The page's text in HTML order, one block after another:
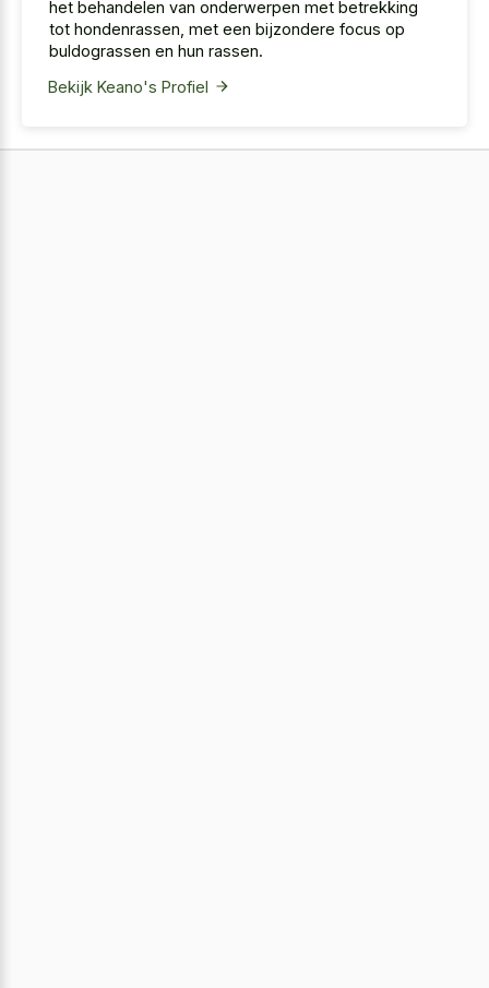
het behandelen van onderwerpen met betrekking
tot hondenrassen, met een bijzondere focus op
buldograssen en hun rassen.
Bekijk Keano's Profiel